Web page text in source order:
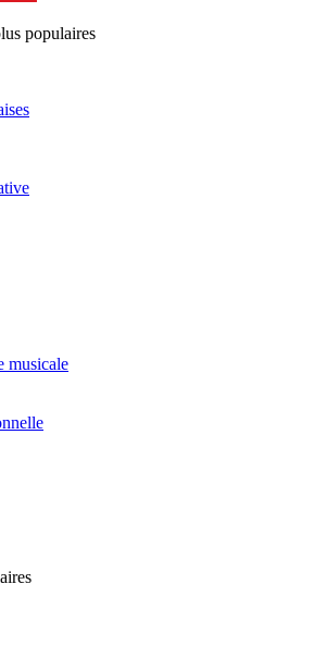
populaires
musicale